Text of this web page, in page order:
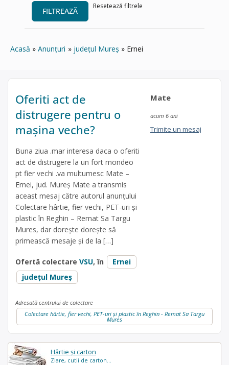
FILTREAZĂ
Resetează filtrele
Acasă Anunțuri județul Mureș Ernei
Hârtie și carton
Ziare, cutii de carton...
Oferiti act de
distrugere pentru o
mașina veche?
Buna ziua .mar interesa daca o oferiti
act de distrugere la un fort mondeo
pt fier vechi .va multumesc Mate –
Ernei, jud. Mureș Mate a transmis
aceast mesaj către autorul anunțului
Colectare hârtie, fier vechi, PET-uri și
plastic în Reghin – Remat Sa Targu
Mures, dar dorește dorește să
primească mesaje și de la […]
Ofertă colectare VSU, în
Ernei
județul Mureș
Mate
acum 6 ani
Trimite un mesaj
Adresată centrului de colectare
Colectare hârtie, fier vechi, PET-uri și plastic în Reghin - Remat Sa Targu
Mures